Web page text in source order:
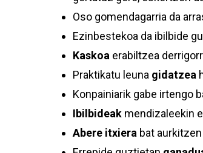
Oso gomendagarria da
Ezinbestekoa da ibilbide
Kaskoa erabiltzea
Praktikatu leuna gidatzea
Konpainiarik gabe irtengo
Ibilbideak mendizaleekin
Abere itxiera bat